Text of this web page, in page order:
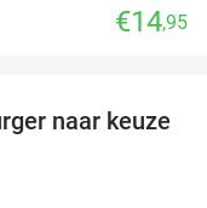
€14,95
19%
naar keuze